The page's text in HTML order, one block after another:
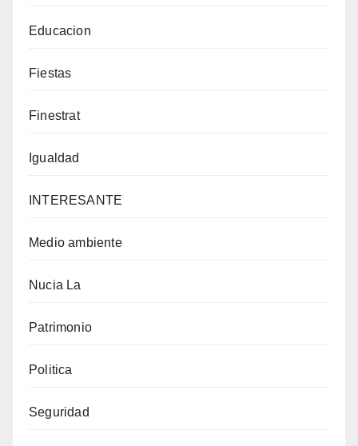
Educacion
Fiestas
Finestrat
Igualdad
INTERESANTE
Medio ambiente
Nucia La
Patrimonio
Politica
Seguridad